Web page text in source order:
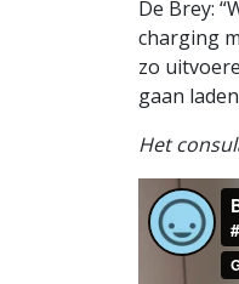
De Brey:
charging
zo
gaan
Het